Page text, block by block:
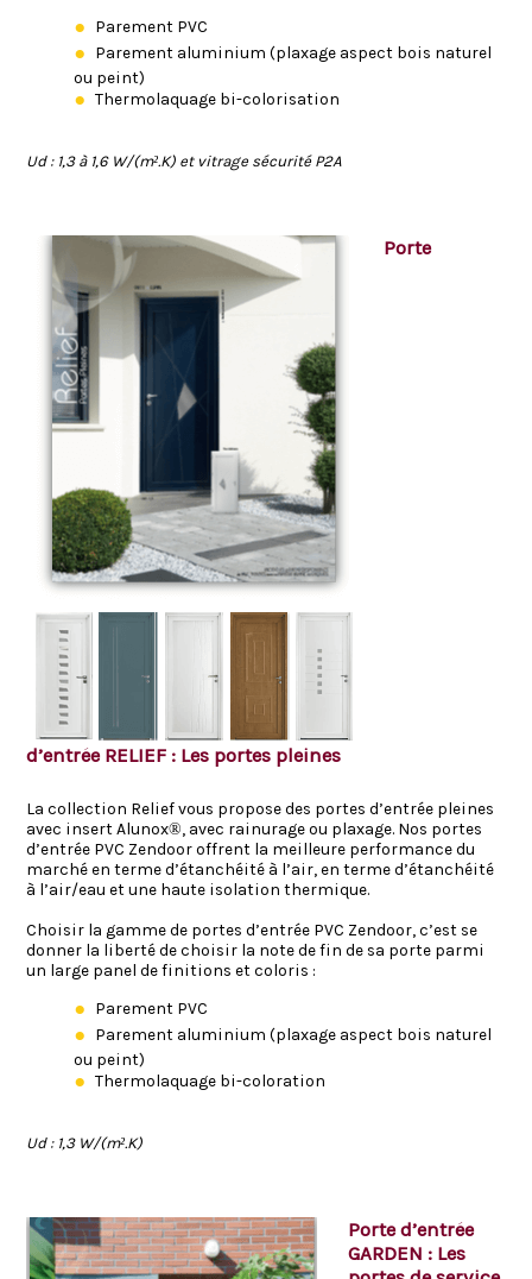
Parement PVC
Parement aluminium (plaxage aspect bois naturel
ou peint)
Thermolaquage bi-colorisation
Ud : 1,3 à 1,6 W/(m².K) et vitrage sécurité P2A
Porte
d’entrée RELIEF : Les portes pleines
La collection Relief vous propose des portes d’entrée pleines
avec insert Alunox®, avec rainurage ou plaxage. Nos portes
d’entrée PVC Zendoor offrent la meilleure performance du
marché en terme d’étanchéité à l’air, en terme d’étanchéité
à l’air/eau et une haute isolation thermique.
Choisir la gamme de portes d’entrée PVC Zendoor, c’est se
donner la liberté de choisir la note de fin de sa porte parmi
un large panel de finitions et coloris :
Parement PVC
Parement aluminium (plaxage aspect bois naturel
ou peint)
Thermolaquage bi-coloration
Ud : 1,3 W/(m².K)
Porte d’entrée
GARDEN : Les